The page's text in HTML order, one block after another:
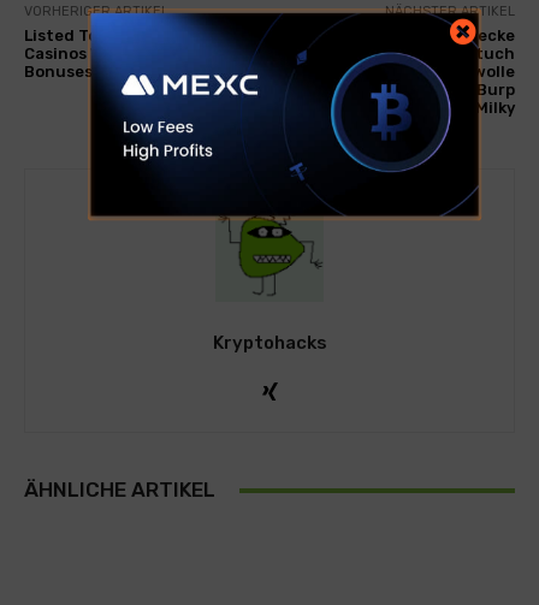
VORHERIGER ARTIKEL
Listed Top Real Money
Casinos With Sign Up
Bonuses & Offers!
NÄCHSTER ARTIKEL
LÄSSIG Baby Puckdecke
Spuckdecke Pucktuch
Mulltuch 3er Set Baumwolle
60 x 60 cm/Swaddle & Burp
Blanket M Leave Olive/Milky
Kryptohacks
ÄHNLICHE ARTIKEL